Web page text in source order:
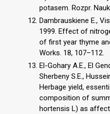
potasem. Rozpr.
Dambrauskiene E.,
1999. Effect of
of first year thyme
Works. 18, 107–112.
El-Gohary A.E., El
Sherbeny S.E.,
Herbage yield,
composition of
hortensis L) as